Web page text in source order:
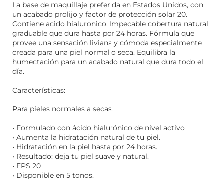
La base de maquillaje preferida en Estados Unidos, con
un acabado prolijo y factor de protección solar 20.
Contiene acido hialuronico. Impecable cobertura natural
graduable que dura hasta por 24 horas. Fórmula que
provee una sensación liviana y cómoda especialmente
creada para una piel normal o seca. Equilibra la
humectación para un acabado natural que dura todo el
día.
Características:
Para pieles normales a secas.
• Formulado con ácido hialurónico de nivel activo
• Aumenta la hidratación natural de tu piel.
• Hidratación en la piel hasta por 24 horas.
• Resultado: deja tu piel suave y natural.
• FPS 20
• Disponible en 5 tonos.